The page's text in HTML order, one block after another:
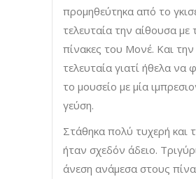
προμηθεύτηκα από το
τελευταία την αίθουσα με
πίνακες του Μονέ. Και
τελευταία γιατί ήθελα να
το μουσείο με μία
γεύση.
Στάθηκα πολύ τυχερή και
ήταν σχεδόν άδειο.
άνεση ανάμεσα στους